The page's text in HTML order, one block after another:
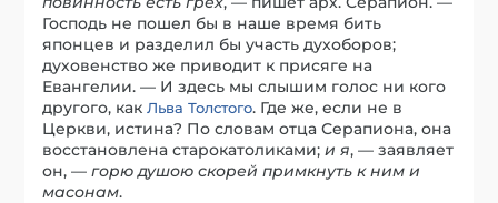
Господь не пошел бы в наше время бить
японцев и разделил бы участь духоборов;
духовенство же приводит к присяге на
Евангелии. — И здесь мы слышим голос ни кого
другого, какЛьва Толстого. Где же, если не в
Церкви, истина? По словам отца Серапиона, она
восстановлена старокатоликами;и я, — заявляет
он, —горю душою скорей примкнуть к ним и
масонам.